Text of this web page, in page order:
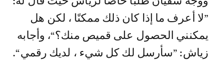
”لا أعرف ما إذا كان ذلك ممكنًا ، لكن هل
يمكنني الحصول على قميص منك؟“، وأجابه
زياش: ”سأرسل لك كل شيء ، لديك رقمي“.